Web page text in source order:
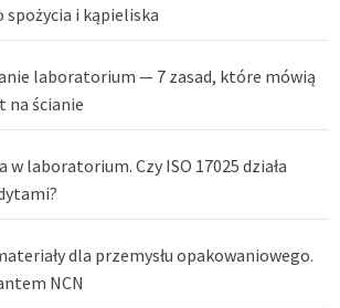
spożycia i kąpieliska
laboratorium — 7 zasad, które mówią
na ścianie
w laboratorium. Czy ISO 17025 działa
dla przemysłu opakowaniowego.
NCN